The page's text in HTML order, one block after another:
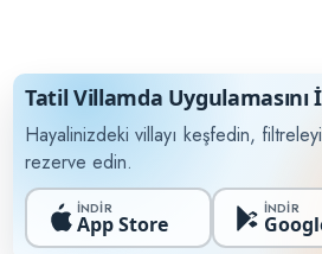
Tatil Villamda Uygulamasını
Hayalinizdeki villayı keşfedin,
rezerve edin.
İNDİR
App Store
İNDİR